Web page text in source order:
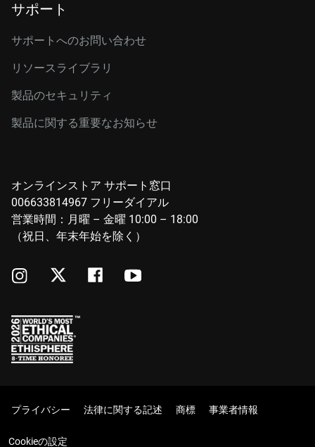
サポート
サポートへのお問い合わせ
リソースライブラリ
製品のセキュリティ
製品に関する重要なお知らせ
オンラインストア サポート窓口
006633814967 フリーダイアル
営業時間：月曜 – 金曜 10:00 – 18:00
（祝日、年末年始を除く）
プライバシー 法律に関する記述 商標 事業者情報
Cookieの設定